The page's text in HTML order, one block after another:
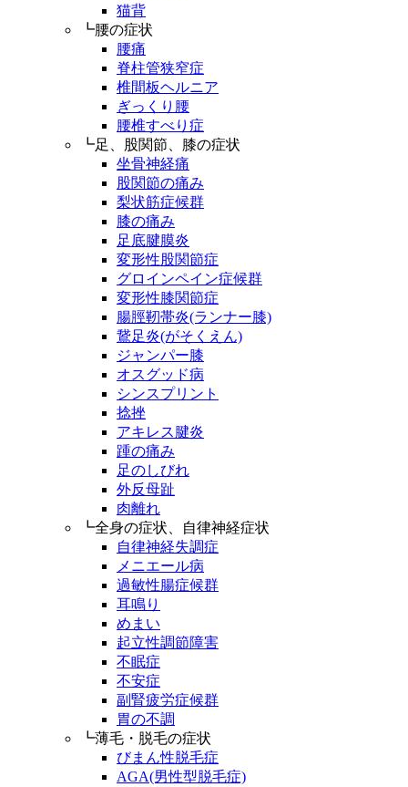
猫背
┗腰の症状
腰痛
脊柱管狭窄症
椎間板ヘルニア
ぎっくり腰
腰椎すべり症
┗足、股関節、膝の症状
坐骨神経痛
股関節の痛み
梨状筋症候群
膝の痛み
足底腱膜炎
変形性股関節症
グロインペイン症候群
変形性膝関節症
腸脛靭帯炎(ランナー膝)
鵞足炎(がそくえん)
ジャンパー膝
オスグッド病
シンスプリント
捻挫
アキレス腱炎
踵の痛み
足のしびれ
外反母趾
肉離れ
┗全身の症状、自律神経症状
自律神経失調症
メニエール病
過敏性腸症候群
耳鳴り
めまい
起立性調節障害
不眠症
不安症
副腎疲労症候群
胃の不調
┗薄毛・脱毛の症状
びまん性脱毛症
AGA(男性型脱毛症)